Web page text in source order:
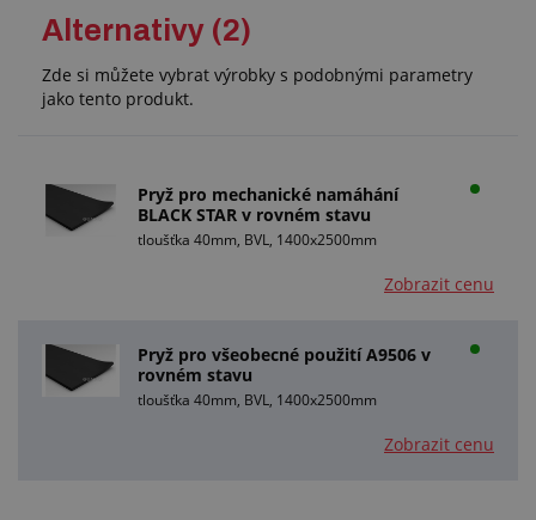
Alternativy (2)
Zde si můžete vybrat výrobky s podobnými parametry
jako tento produkt.
Pryž pro mechanické namáhání
BLACK STAR v rovném stavu
tloušťka 40mm, BVL, 1400x2500mm
Zobrazit cenu
Pryž pro všeobecné použití A9506 v
rovném stavu
tloušťka 40mm, BVL, 1400x2500mm
Zobrazit cenu